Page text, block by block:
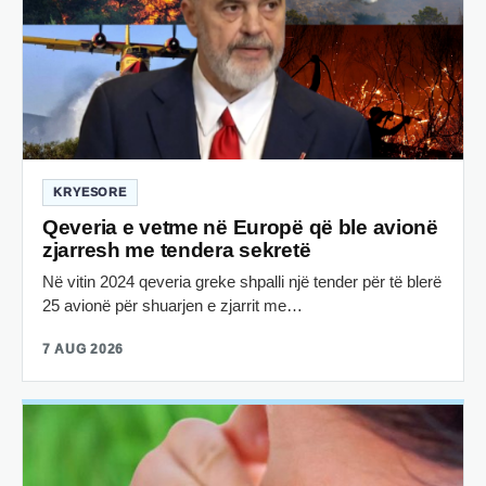
KRYESORE
Qeveria e vetme në Europë që ble avionë
zjarresh me tendera sekretë
Në vitin 2024 qeveria greke shpalli një tender për të blerë
25 avionë për shuarjen e zjarrit me…
7 AUG 2026